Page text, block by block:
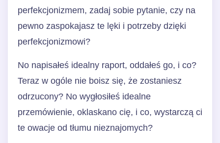
perfekcjonizmem, zadaj sobie pytanie, czy na
pewno zaspokajasz te lęki i potrzeby dzięki
perfekcjonizmowi?
No napisałeś idealny raport, oddałeś go, i co?
Teraz w ogóle nie boisz się, że zostaniesz
odrzucony? No wygłosiłeś idealne
przemówienie, oklaskano cię, i co, wystarczą ci
te owacje od tłumu nieznajomych?